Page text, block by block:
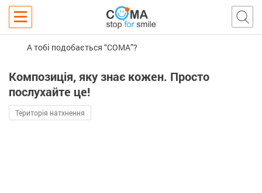
А тобі подобається “COMA”?
Композиція, яку знає кожен. Просто
послухайте це!
Територія натхнення